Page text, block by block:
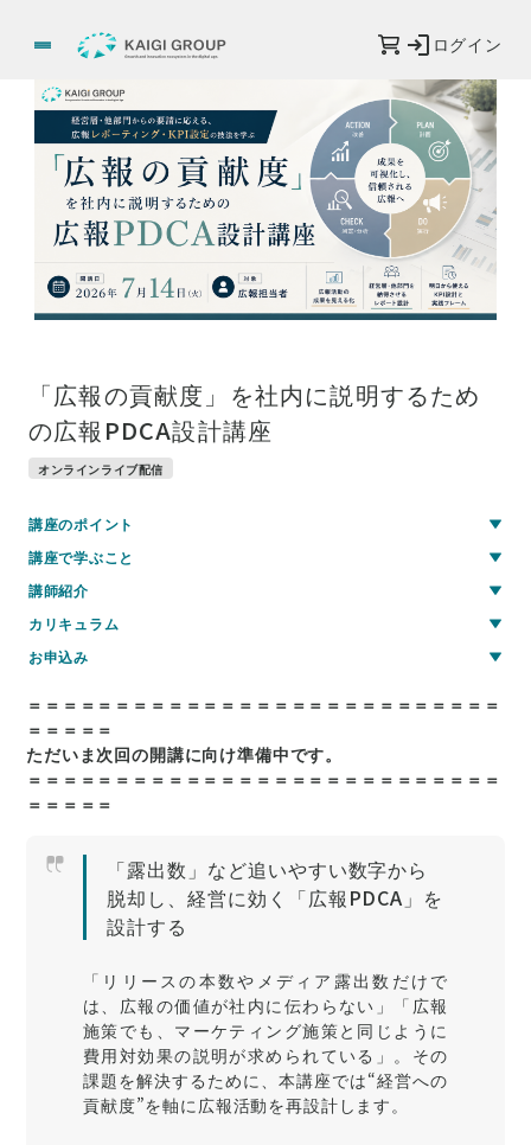
ログイン
＝＝＝＝＝＝＝＝＝＝＝＝＝＝＝＝＝＝＝＝＝＝＝＝＝＝＝
＝＝＝＝＝
ただいま次回の開講に向け準備中です。
＝＝＝＝＝＝＝＝＝＝＝＝＝＝＝＝＝＝＝＝＝＝＝＝＝＝＝
＝＝＝＝＝
「露出数」など追いやすい数字から
脱却し、経営に効く「広報PDCA」を
設計する
「リリースの本数やメディア露出数だけで
は、広報の価値が社内に伝わらない」「広報
施策でも、マーケティング施策と同じように
費用対効果の説明が求められている」。その
課題を解決するために、本講座では“経営への
貢献度”を軸に広報活動を再設計します。
「広報の貢献度」を社内に説明するため
の広報PDCA設計講座
オンラインライブ配信
講座のポイント
講座で学ぶこと
講師紹介
カリキュラム
お申込み